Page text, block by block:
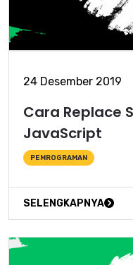
24 Desember 2019
Cara Replace
JavaScript
PEMROGRAMAN
SELENGKAPNYA